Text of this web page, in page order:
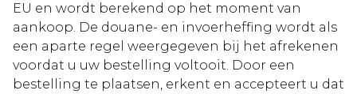
EU en wordt berekend op het moment van
aankoop. De douane- en invoerheffing wordt als
een aparte regel weergegeven bij het afrekenen
voordat u uw bestelling voltooit. Door een
bestelling te plaatsen, erkent en accepteert u dat